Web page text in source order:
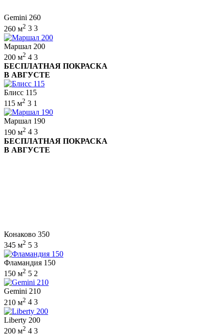
Gemini 260
260 м2 3 3
Маршал 200
200 м2 4 3
БЕСПЛАТНАЯ ПОКРАСКА
В АВГУСТЕ
Блисс 115
115 м2 3 1
Маршал 190
190 м2 4 3
БЕСПЛАТНАЯ ПОКРАСКА
В АВГУСТЕ
Конаково 350
345 м2 5 3
Фламандия 150
150 м2 5 2
Gemini 210
210 м2 4 3
Liberty 200
200 м2 4 3